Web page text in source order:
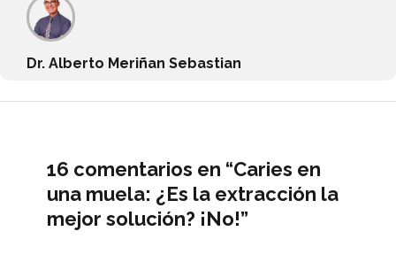
Dr. Alberto Meriñan Sebastian
16 comentarios en “Caries en
una muela: ¿Es la extracción la
mejor solución? ¡No!”